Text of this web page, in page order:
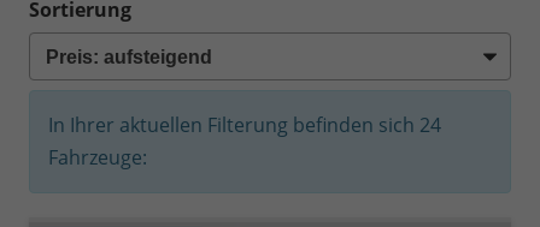
Sortierung
In Ihrer aktuellen Filterung befinden sich 24
Fahrzeuge: